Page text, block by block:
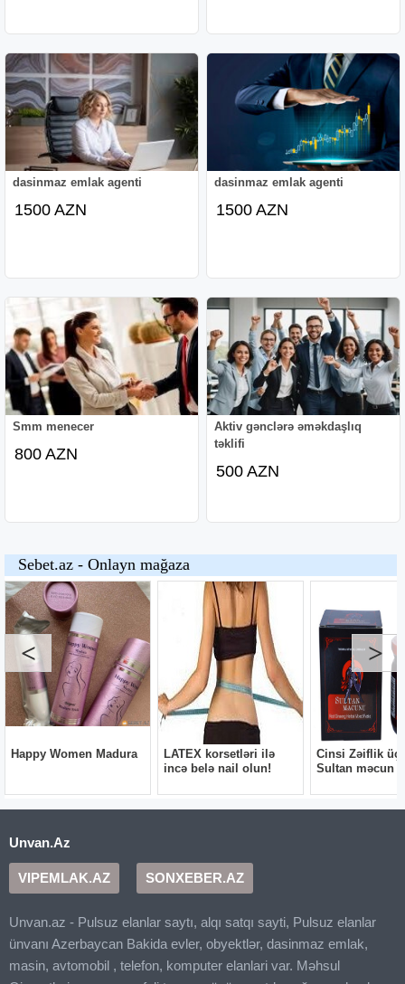
dasinmaz emlak agenti
1500 AZN
dasinmaz emlak agenti
1500 AZN
Smm menecer
800 AZN
Aktiv gənclərə əməkdaşlıq
təklifi
500 AZN
Unvan.Az
VIPEMLAK.AZ SONXEBER.AZ
Unvan.az - Pulsuz elanlar saytı, alqı satqı sayti, Pulsuz elanlar
ünvanı Azerbaycan Bakida evler, obyektlər, dasinmaz emlak,
masin, avtomobil , telefon, komputer elanlari var. Məhsul